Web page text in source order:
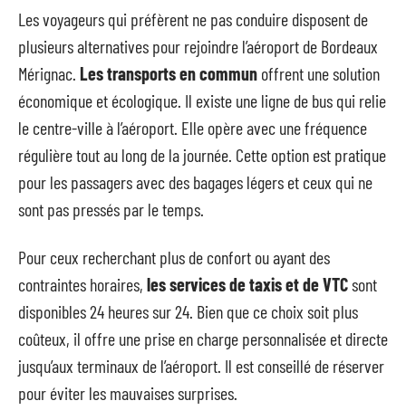
Les voyageurs qui préfèrent ne pas conduire disposent de
plusieurs alternatives pour rejoindre l’aéroport de Bordeaux
Mérignac. Les transports en commun offrent une solution
économique et écologique. Il existe une ligne de bus qui relie
le centre-ville à l’aéroport. Elle opère avec une fréquence
régulière tout au long de la journée. Cette option est pratique
pour les passagers avec des bagages légers et ceux qui ne
sont pas pressés par le temps.
Pour ceux recherchant plus de confort ou ayant des
contraintes horaires, les services de taxis et de VTCsont
disponibles 24 heures sur 24. Bien que ce choix soit plus
coûteux, il offre une prise en charge personnalisée et directe
jusqu’aux terminaux de l’aéroport. Il est conseillé de réserver
pour éviter les mauvaises surprises.